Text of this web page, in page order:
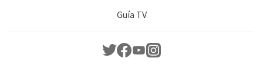
Guía TV